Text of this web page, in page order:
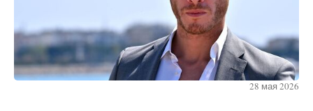
28 мая 2026